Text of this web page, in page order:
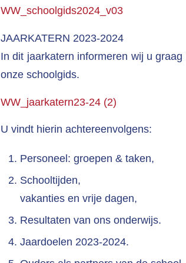
WW_schoolgids2024_v03
JAARKATERN 2023-2024
In dit jaarkatern informeren wij u
onze schoolgids.
WW_jaarkatern23-24 (2)
U vindt hierin achtereenvolgens:
Personeel: groepen & taken,
Schooltijden,
vakanties en vrije dagen,
Resultaten van ons onderwijs.
Jaardoelen 2023-2024.